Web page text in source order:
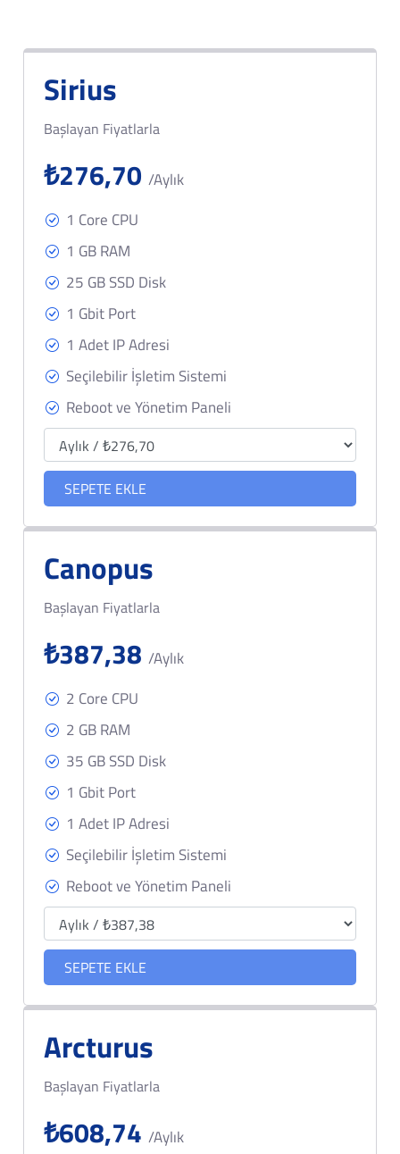
Sirius
Başlayan Fiyatlarla
₺276,70/Aylık
1 Core CPU
1 GB RAM
25 GB SSD Disk
1 Gbit Port
1 Adet IP Adresi
Seçilebilir İşletim Sistemi
Reboot ve Yönetim Paneli
SEPETE EKLE
Canopus
Başlayan Fiyatlarla
₺387,38/Aylık
2 Core CPU
2 GB RAM
35 GB SSD Disk
1 Gbit Port
1 Adet IP Adresi
Seçilebilir İşletim Sistemi
Reboot ve Yönetim Paneli
SEPETE EKLE
Arcturus
Başlayan Fiyatlarla
₺608,74/Aylık